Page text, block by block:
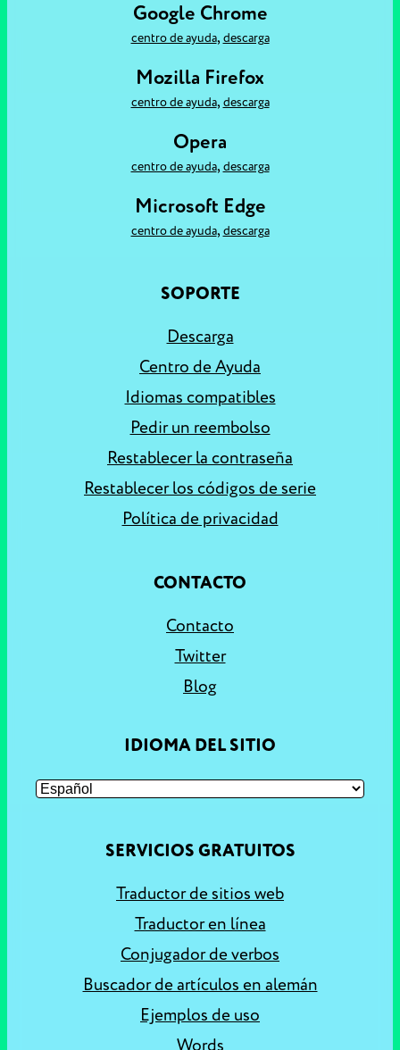
Google Chrome
centro de ayuda, descarga
Mozilla Firefox
centro de ayuda, descarga
Opera
centro de ayuda, descarga
Microsoft Edge
centro de ayuda, descarga
SOPORTE
Descarga
Centro de Ayuda
Idiomas compatibles
Pedir un reembolso
Restablecer la contraseña
Restablecer los códigos de serie
Política de privacidad
CONTACTO
Contacto
Twitter
Blog
IDIOMA DEL SITIO
SERVICIOS GRATUITOS
Traductor de sitios web
Traductor en línea
Conjugador de verbos
Buscador de artículos en alemán
Ejemplos de uso
Words